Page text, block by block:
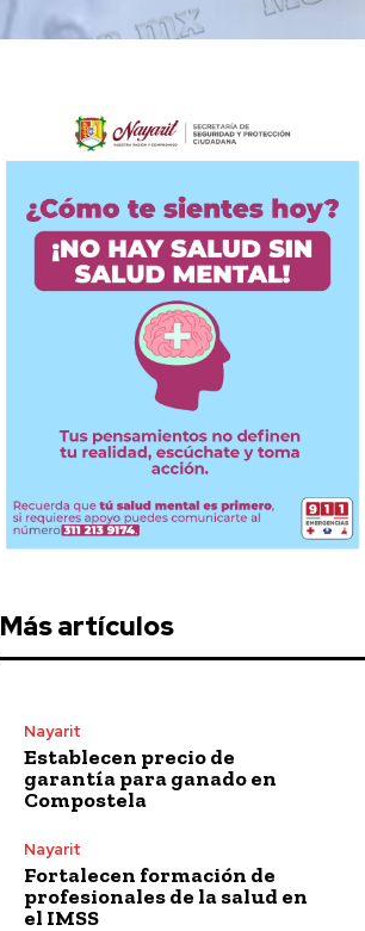
Más artículos
Nayarit
Establecen precio de
garantía para ganado en
Compostela
Nayarit
Fortalecen formación de
profesionales de la salud en
el IMSS